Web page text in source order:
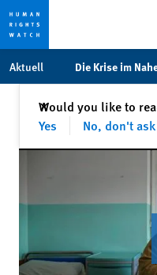
Skip
to
Skip
to
content
Aktuell Die Krise im
Would you like to
Yes
No, don't
✕Schließen